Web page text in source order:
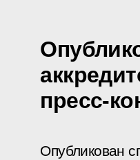
пресс-
Опубликован